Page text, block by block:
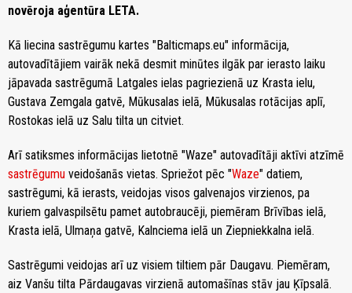
novēroja aģentūra LETA.
Kā liecina sastrēgumu kartes "Balticmaps.eu" informācija,
autovadītājiem vairāk nekā desmit minūtes ilgāk par ierasto laiku
jāpavada sastrēgumā Latgales ielas pagriezienā uz Krasta ielu,
Gustava Zemgala gatvē, Mūkusalas ielā, Mūkusalas rotācijas aplī,
Rostokas ielā uz Salu tilta un citviet.
Arī satiksmes informācijas lietotnē "Waze" autovadītāji aktīvi atzīmē
sastrēgumu veidošanās vietas. Spriežot pēc "Waze" datiem,
sastrēgumi, kā ierasts, veidojas visos galvenajos virzienos, pa
kuriem galvaspilsētu pamet autobraucēji, piemēram Brīvības ielā,
Krasta ielā, Ulmaņa gatvē, Kalnciema ielā un Ziepniekkalna ielā.
Sastrēgumi veidojas arī uz visiem tiltiem pār Daugavu. Piemēram,
aiz Vanšu tilta Pārdaugavas virzienā automašīnas stāv jau Ķīpsalā.